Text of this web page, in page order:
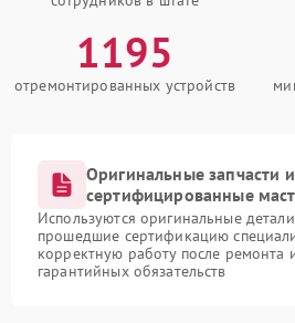
1195
отремонтированных устройств
Оригинальные запчасти и
сертифицированные
Используются оригинальные
прошедшие сертификацию
корректную работу после ремонта
гарантийных обязательств